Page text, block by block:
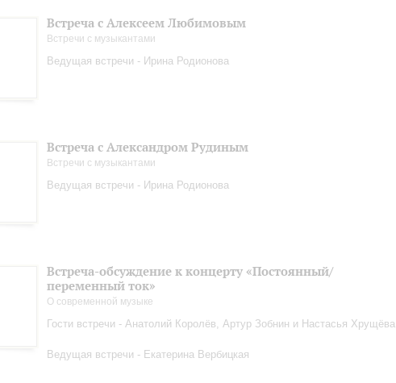
Встреча с Алексеем Любимовым
Встречи с музыкантами
Ведущая встречи - Ирина Родионова
Встреча с Александром Рудиным
Встречи с музыкантами
Ведущая встречи - Ирина Родионова
Встреча-обсуждение к концерту «Постоянный/
переменный ток»
О современной музыке
Гости встречи - Анатолий Королёв, Артур Зобнин и Настасья Хрущёва
Ведущая встречи - Екатерина Вербицкая